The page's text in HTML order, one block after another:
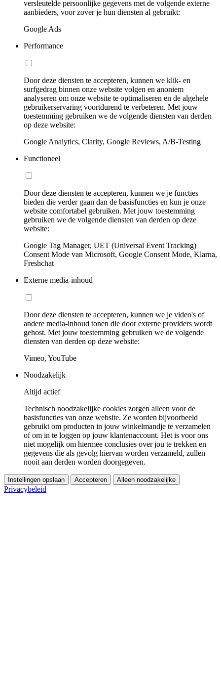
versleutelde persoonlijke gegevens met de volgende externe
aanbieders, voor zover je hun diensten al gebruikt:
Google Ads
Performance
Door deze diensten te accepteren, kunnen we klik- en
surfgedrag binnen onze website volgen en anoniem
analyseren om onze website te optimaliseren en de algehele
gebruikerservaring voortdurend te verbeteren. Met jouw
toestemming gebruiken we de volgende diensten van derden
op deze website:
Google Analytics, Clarity, Google Reviews, A/B-Testing
Functioneel
Door deze diensten te accepteren, kunnen we je functies
bieden die verder gaan dan de basisfuncties en kun je onze
website comfortabel gebruiken. Met jouw toestemming
gebruiken we de volgende diensten van derden op deze
website:
Google Tag Manager, UET (Universal Event Tracking)
Consent Mode van Microsoft, Google Consent Mode, Klarna,
Freshchat
Externe media-inhoud
Door deze diensten te accepteren, kunnen we je video's of
andere media-inhoud tonen die door externe providers wordt
gehost. Met jouw toestemming gebruiken we de volgende
diensten van derden op deze website:
Vimeo, YouTube
Noodzakelijk
Altijd actief
Technisch noodzakelijke cookies zorgen alleen voor de
basisfuncties van onze website. Ze worden bijvoorbeeld
gebruikt om producten in jouw winkelmandje te verzamelen
of om in te loggen op jouw klantenaccount. Het is voor ons
niet mogelijk om hiermee conclusies over jou te trekken en
gegevens die als gevolg hiervan worden verzameld, zullen
nooit aan derden worden doorgegeven.
Instellingen opslaan Accepteren Alleen noodzakelijke
Privacybeleid